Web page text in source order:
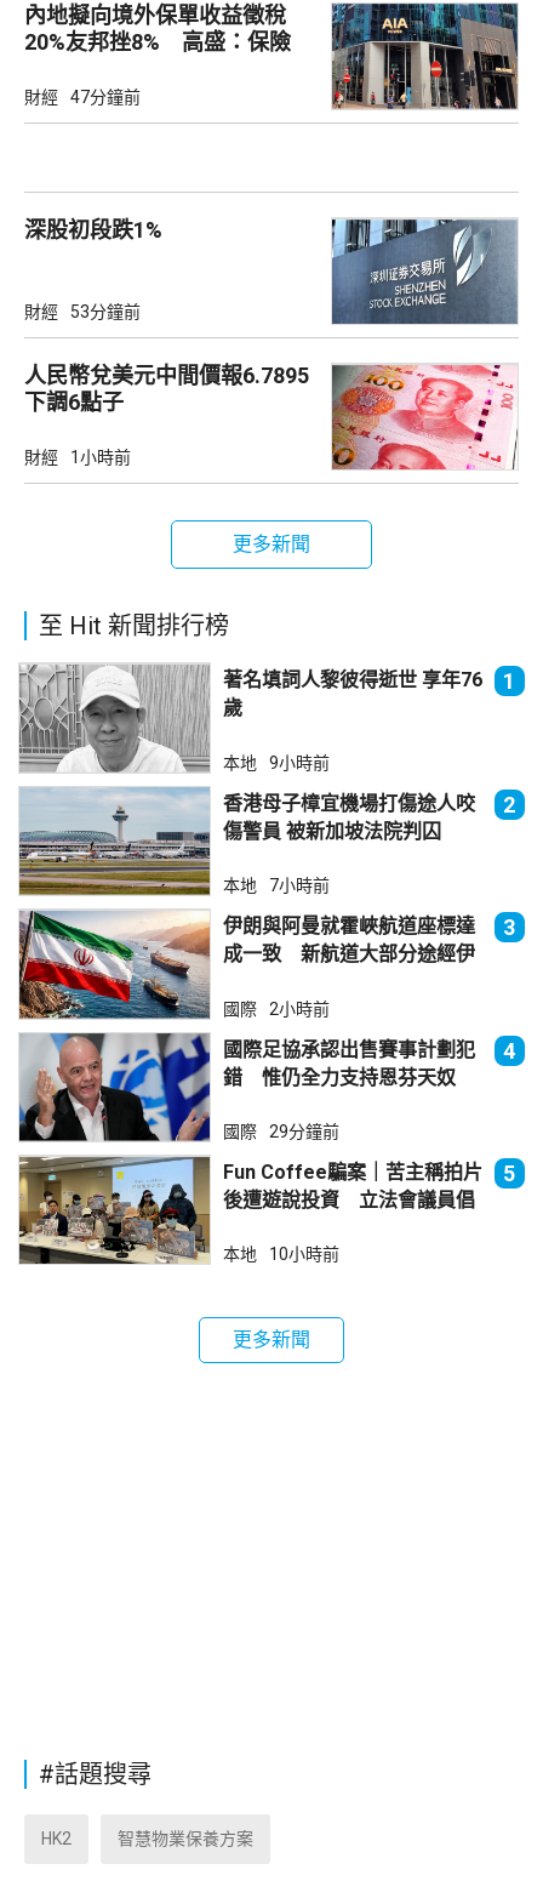
內地擬向境外保單收益徵稅
20%友邦挫8% 高盛：保險
財經 47分鐘前
深股初段跌1%
財經 53分鐘前
人民幣兌美元中間價報6.7895
下調6點子
財經 1小時前
更多新聞
至 Hit 新聞排行榜
著名填詞人黎彼得逝世 享年76
歲
1
本地 9小時前
香港母子樟宜機場打傷途人咬
傷警員 被新加坡法院判囚
2
本地 7小時前
伊朗與阿曼就霍峽航道座標達
成一致 新航道大部分途經伊
3
國際 2小時前
國際足協承認出售賽事計劃犯
錯 惟仍全力支持恩芬天奴
4
國際 29分鐘前
Fun Coffee騙案｜苦主稱拍片
後遭遊說投資 立法會議員倡
5
本地 10小時前
更多新聞
#話題搜尋
HK2 智慧物業保養方案